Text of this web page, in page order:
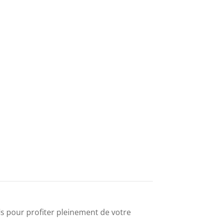
pour profiter pleinement de votre